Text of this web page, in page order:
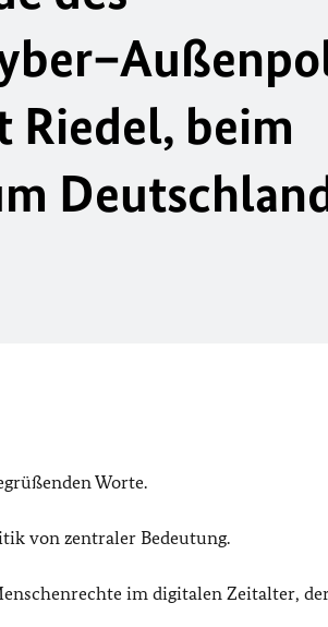
beim
Worte.
von zentraler Bedeutung.
im digitalen Zeitalter,